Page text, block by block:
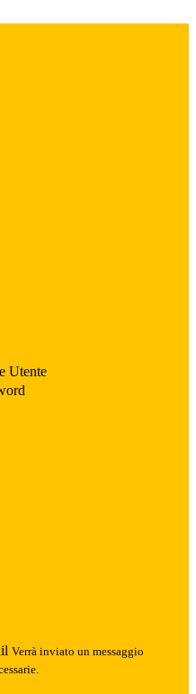
Utente
Verrà inviato un messaggio